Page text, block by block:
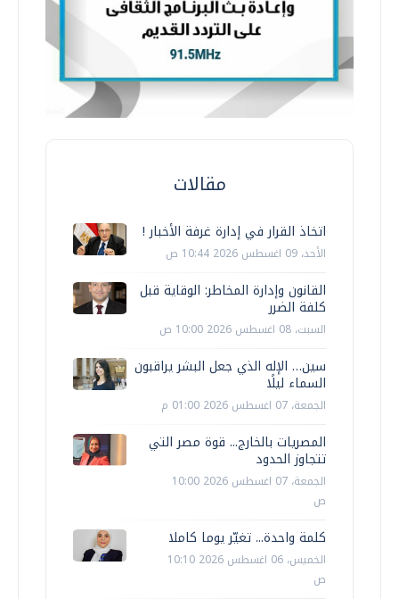
مقالات
اتخاذ القرار في إدارة غرفة الأخبار !
الأحد، 09 اغسطس 2026 10:44 ص
القانون وإدارة المخاطر: الوقاية قبل
كلفة الضرر
السبت، 08 اغسطس 2026 10:00 ص
سين… الإله الذي جعل البشر يراقبون
السماء ليلًا
الجمعة، 07 اغسطس 2026 01:00 م
المصريات بالخارج... قوة مصر التي
تتجاوز الحدود
الجمعة، 07 اغسطس 2026 10:00
ص
كلمة واحدة... تغيّر يوما كاملا
الخميس، 06 اغسطس 2026 10:10
ص